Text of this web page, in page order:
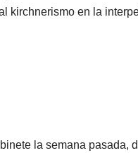
kirchnerismo en la
la semana pasada,